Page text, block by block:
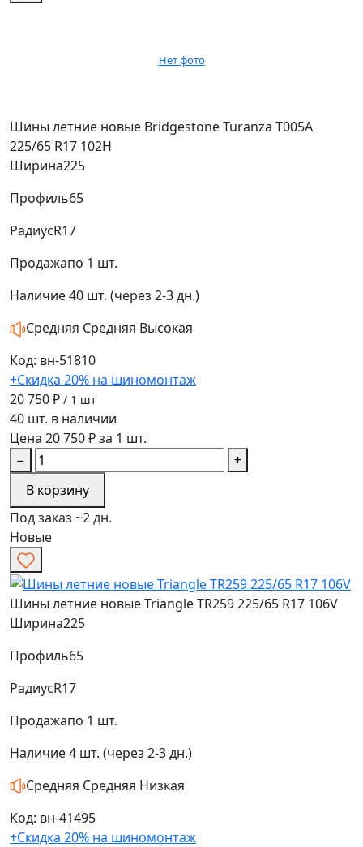
Нет фото
Шины летние новые Bridgestone Turanza T005A
225/65 R17 102H
Ширина225
Профиль65
РадиусR17
Продажапо 1 шт.
Наличие40 шт. (через 2-3 дн.)
Средняя Средняя Высокая
Код: вн-51810
+Скидка 20% на шиномонтаж
20 750 ₽ / 1 шт
40 шт. в наличии
Цена 20 750 ₽ за 1 шт.
−
+
В корзину
Под заказ ~2 дн.
Новые
Шины летние новые Triangle TR259 225/65 R17 106V
Ширина225
Профиль65
РадиусR17
Продажапо 1 шт.
Наличие4 шт. (через 2-3 дн.)
Средняя Средняя Низкая
Код: вн-41495
+Скидка 20% на шиномонтаж